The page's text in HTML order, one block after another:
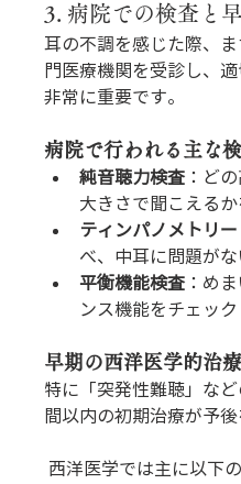
3. 病院での検査と
耳の不調を感じた際、
門医療機関を受診し、
非常に重要です。
病院で行われる主な
純音聴力検査 ：ど
大きさで聞こえるか
ティンパノメトリー
べ、中耳に問題がな
平衡機能検査 ：め
ンス機能をチェック
早期の西洋医学的治
特に「突発性難聴」な
間以内の初期治療が予